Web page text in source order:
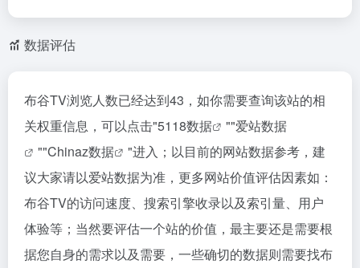
数据评估
布谷TV浏览人数已经达到43，如你需要查询该站的相
关权重信息，可以点击"5118数据 ""爱站数据
""Chinaz数据
"进入；以目前的网站数据参考，建
议大家请以爱站数据为准，更多网站价值评估因素如：
布谷TV的访问速度、搜索引擎收录以及索引量、用户
体验等；当然要评估一个站的价值，最主要还是需要根
据您自身的需求以及需要，一些确切的数据则需要找布